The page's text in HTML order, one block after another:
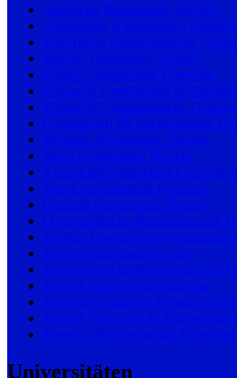
American Numismatic Society
Asociación Numismática
Bayerische Numismatische
British Numismatic Society
Dansk Numismatisk Forening
Deutsche Gesellschaft für
Deutsche Numismatische
Gesellschaft für Internationale
Hellenic Numismatic Society
Israel Numismatic Society
Koninklijk Nederlands
Norsk numismatisk forening
Oriental Numismatic Society
Österreichische Numismatische
Polskie Towarzystwo
Royal Numismatic Society
Schweizerische Numismatische
Società Numismatica Italiana
Societat Catalana d’Estudis
Société Française de
Svenska Numismatiska
Universitäten